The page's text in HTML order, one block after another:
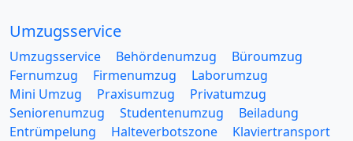
Umzugsservice
Umzugsservice Behördenumzug
Büroumzug
Fernumzug
Firmenumzug
Laborumzug
Mini Umzug
Praxisumzug
Privatumzug
Seniorenumzug
Studentenumzug
Beiladung
Entrümpelung
Halteverbotszone
Klaviertransport